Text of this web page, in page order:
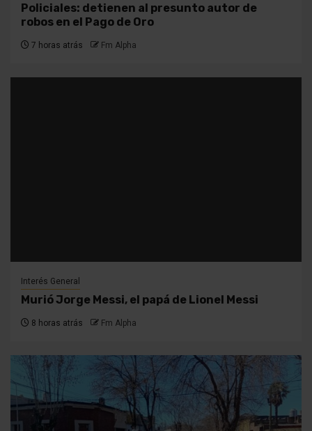
Policiales: detienen al presunto autor de
robos en el Pago de Oro
7 horas atrás Fm Alpha
Interés General
Murió Jorge Messi, el papá de Lionel Messi
8 horas atrás Fm Alpha